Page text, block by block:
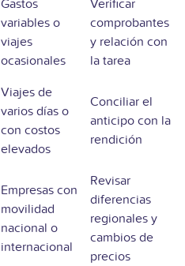
Gastos
variables o
viajes
ocasionales
Verificar
comprobantes
y relación con
la tarea
Viajes de
varios días o
con costos
elevados
Conciliar el
anticipo con la
rendición
Empresas con
movilidad
nacional o
internacional
Revisar
diferencias
regionales y
cambios de
precios